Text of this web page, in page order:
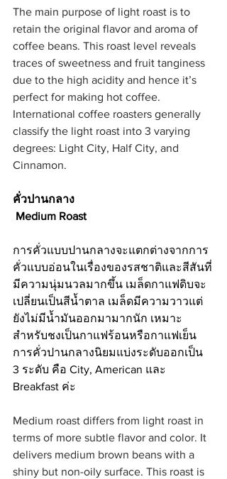
The main purpose of light roast is to
retain the original flavor and aroma of
coffee beans. This roast level reveals
traces of sweetness and fruit tanginess
due to the high acidity and hence it’s
perfect for making hot coffee.
International coffee roasters generally
classify the light roast into 3 varying
degrees: Light City, Half City, and
Cinnamon.
คั่วปานกลาง
Medium Roast
การคั่วแบบปานกลางจะแตกต่างจากการ
คั่วแบบอ่อนในเรื่องของรสชาติและสีสันที่
มีความนุ่มนวลมากขึ้น เมล็ดกาแฟดิบจะ
เปลี่ยนเป็นสีน้ำตาล เมล็ดมีความวาวแต่
ยังไม่มีน้ำมันออกมามากนัก เหมาะ
สำหรับชงเป็นกาแฟร้อนหรือกาแฟเย็น
การคั่วปานกลางนิยมแบ่งระดับออกเป็น
3 ระดับ คือ City, American และ
Breakfast ค่ะ
Medium roast differs from light roast in
terms of more subtle flavor and color. It
delivers medium brown beans with a
shiny but non-oily surface. This roast is